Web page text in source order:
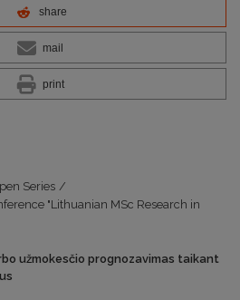
share
mail
print
Series /
"Lithuanian MSc Research in
užmokesčio prognozavimas taikant